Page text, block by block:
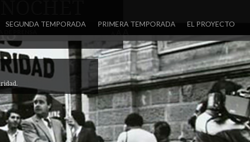
SEGUNDA TEMPORADA PRIMERA TEMPORADA EL PROYECTO